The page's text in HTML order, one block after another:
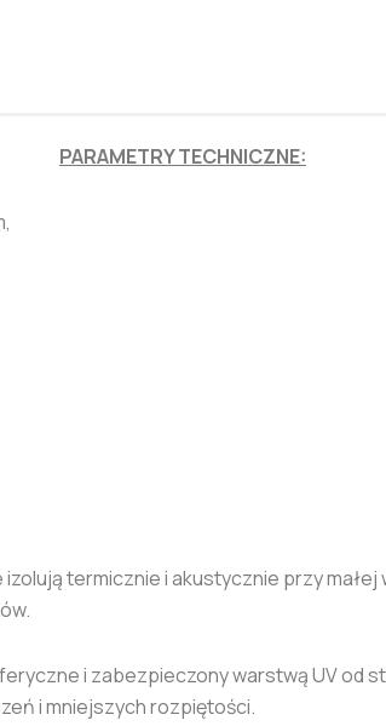
PARAMETRY TECHNICZNE:
termicznie i akustycznie przy
i zabezpieczony warstwą UV od
i mniejszych rozpiętości.